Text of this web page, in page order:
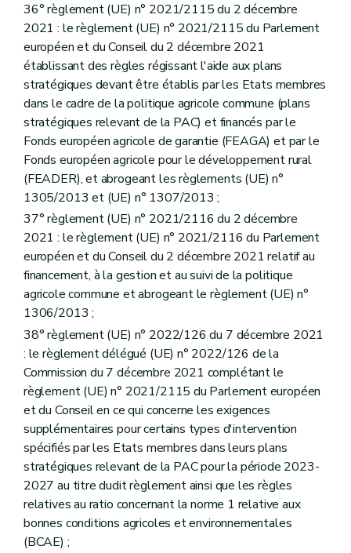
36° règlement (UE) n° 2021/2115 du 2 décembre
2021 : le règlement (UE) n° 2021/2115 du Parlement
européen et du Conseil du 2 décembre 2021
établissant des règles régissant l'aide aux plans
stratégiques devant être établis par les Etats membres
dans le cadre de la politique agricole commune (plans
stratégiques relevant de la PAC) et financés par le
Fonds européen agricole de garantie (FEAGA) et par le
Fonds européen agricole pour le développement rural
(FEADER), et abrogeant les règlements (UE) n°
1305/2013 et (UE) n° 1307/2013 ;
37° règlement (UE) n° 2021/2116 du 2 décembre
2021 : le règlement (UE) n° 2021/2116 du Parlement
européen et du Conseil du 2 décembre 2021 relatif au
financement, à la gestion et au suivi de la politique
agricole commune et abrogeant le règlement (UE) n°
1306/2013 ;
38° règlement (UE) n° 2022/126 du 7 décembre 2021
: le règlement délégué (UE) n° 2022/126 de la
Commission du 7 décembre 2021 complétant le
règlement (UE) n° 2021/2115 du Parlement européen
et du Conseil en ce qui concerne les exigences
supplémentaires pour certains types d'intervention
spécifiés par les Etats membres dans leurs plans
stratégiques relevant de la PAC pour la période 2023-
2027 au titre dudit règlement ainsi que les règles
relatives au ratio concernant la norme 1 relative aux
bonnes conditions agricoles et environnementales
(BCAE) ;